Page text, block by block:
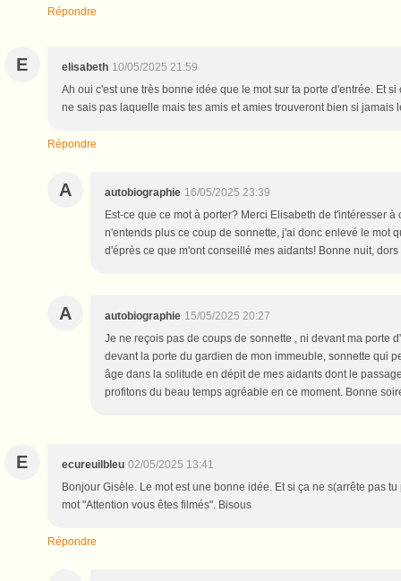
Répondre
E elisabeth 10/05/2025 21:59
Ah oui c'est une très bonne idée que le mot sur ta porte d'entrée. Et
ne sais pas laquelle mais tes amis et amies trouveront bien si jamais
Répondre
A autobiographie 16/05/2025 23:39
Est-ce que ce mot à porter? Merci Elisabeth de t'intéresser
n'entends plus ce coup de sonnette, j'ai donc enlevé le mot
d'éprès ce que m'ont conseillé mes aidants! Bonne nuit,
A autobiographie 15/05/2025 20:27
Je ne reçois pas de coups de sonnette , ni devant ma porte
devant la porte du gardien de mon immeuble, sonnette qui
âge dans la solitude en dépit de mes aidants dont le
profitons du beau temps agréable en ce moment. Bonne
E ecureuilbleu 02/05/2025 13:41
Bonjour Gisèle. Le mot est une bonne idée. Et si ça ne s(arrête pas
mot "Attention vous êtes filmés". Bisous
Répondre